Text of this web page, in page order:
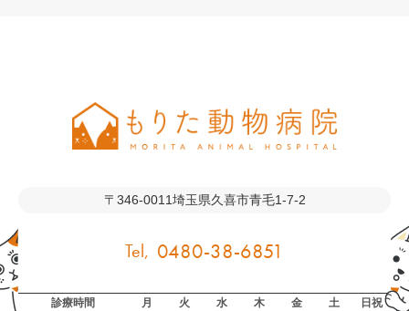
〒346-0011埼玉県久喜市青毛1-7-2
0480-38-6851
診療時間 月 火 水 木 金 土 日祝